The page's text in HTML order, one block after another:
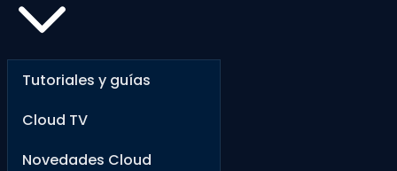
Tutoriales y guías
Cloud TV
Novedades Cloud